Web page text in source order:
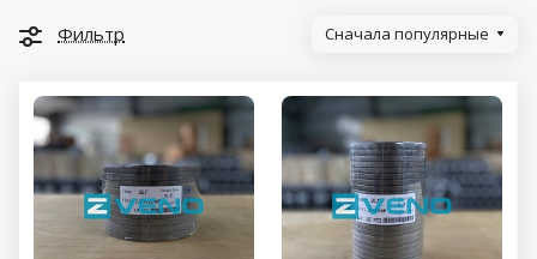
Фильтр Сначала популярные